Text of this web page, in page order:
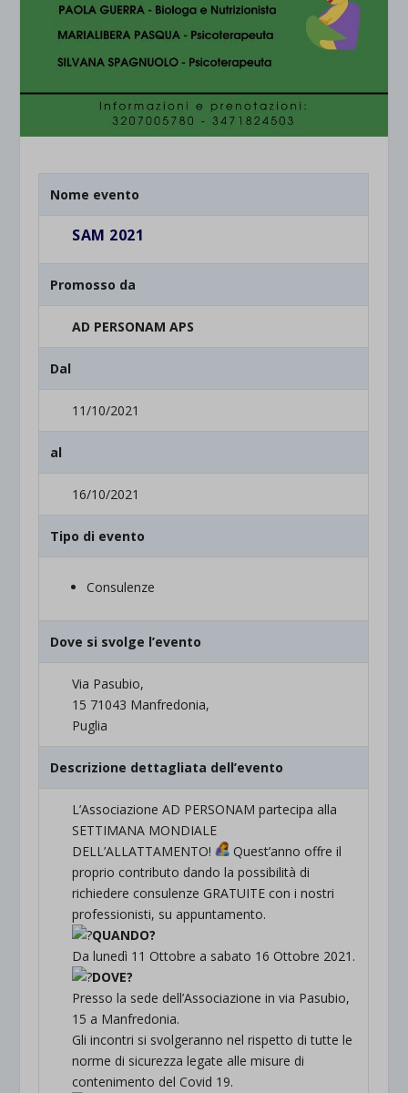
Nome evento
SAM 2021
Promosso da
AD PERSONAM APS
Dal
11/10/2021
al
16/10/2021
Tipo di evento
Consulenze
Dove si svolge l’evento
Via Pasubio,
15 71043 Manfredonia,
Puglia
Descrizione dettagliata dell’evento
L’Associazione AD PERSONAM partecipa alla
SETTIMANA MONDIALE
DELL’ALLATTAMENTO!
Quest’anno offre il
proprio contributo dando la possibilità di
richiedere consulenze GRATUITE con i nostri
professionisti, su appuntamento.
QUANDO?
Da lunedì 11 Ottobre a sabato 16 Ottobre 2021.
DOVE?
Presso la sede dell’Associazione in via Pasubio,
15 a Manfredonia.
Gli incontri si svolgeranno nel rispetto di tutte le
norme di sicurezza legate alle misure di
contenimento del Covid 19.